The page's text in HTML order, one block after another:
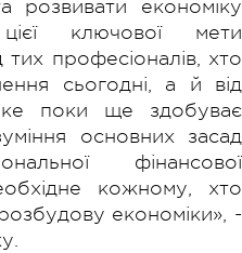
розвивати економіку
цієї ключової мети
професіоналів, хто
сьогодні, а й від
поки ще здобуває
основних засад
фінансової
кожному, хто
економіки», -